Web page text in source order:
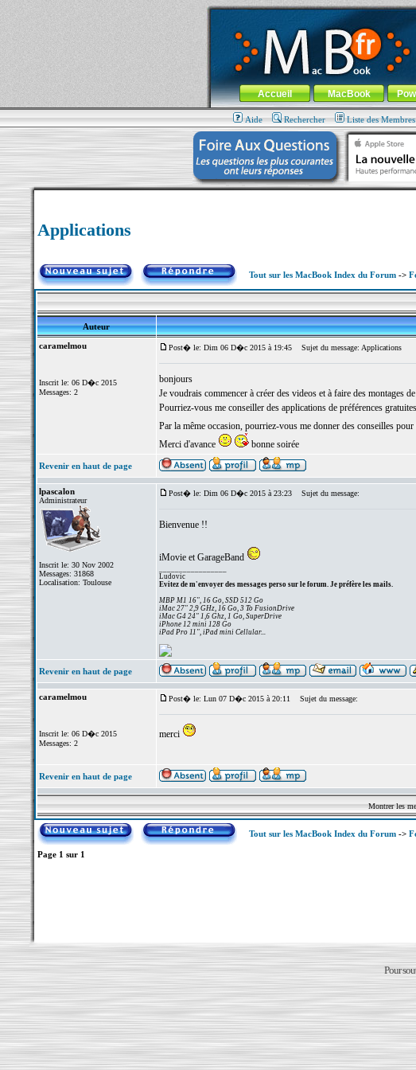
MacBook-fr.com : 100% Apple... 100% nomade !
Aller au contenu-Aller au menu général-
Menu général
Accueil MacBook
Aide Rechercher Liste des Membres
Applications
Tout sur les MacBook Index du Forum->
Auteur
caramelmou
Inscrit le: 06 D�c 2015
Messages: 2
Post� le: Dim 06 D�c 2015 à 19:45 Sujet du message: Applications
bonjours
Je voudrais commencer à créer des videos et à faire des montages
Pourriez-vous me conseiller des applications de préférences
Par la même occasion, pourriez-vous me donner des conseilles
Merci d'avance
bonne soirée
Revenir en haut de page
lpascalon
Administrateur
Inscrit le: 30 Nov 2002
Messages: 31868
Localisation: Toulouse
Post� le: Dim 06 D�c 2015 à 23:23 Sujet du message:
Bienvenue !!
iMovie et GarageBand
Ludovic
Evitez de m'envoyer des messages perso sur le forum. Je préfère les mails.
MBP M1 16", 16 Go, SSD 512 Go
iMac 27" 2,9 GHz, 16 Go, 3 To FusionDrive
iMac G4 24" 1,6 Ghz, 1 Go, SuperDrive
iPhone 12 mini 128 Go
iPad Pro 11", iPad mini Cellular...
Revenir en haut de page
caramelmou
Inscrit le: 06 D�c 2015
Messages: 2
Post� le: Lun 07 D�c 2015 à 20:11 Sujet du message:
merci
Revenir en haut de page
Montrer les
Tout sur les MacBook Index du Forum->
Page 1 sur 1
Pour